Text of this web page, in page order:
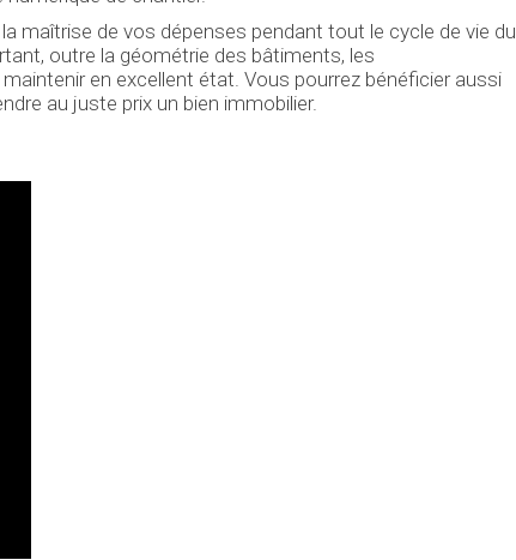
maîtrise de vos dépenses pendant tout le cycle de vie du
outre la géométrie des bâtiments, les
en excellent état. Vous pourrez bénéficier aussi
au juste prix un bien immobilier.